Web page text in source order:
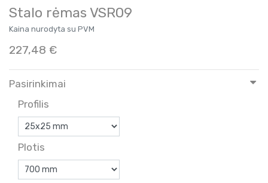
Stalo rėmas VSR09
Kaina nurodyta su PVM
227,48 €
Pasirinkimai
Profilis
Plotis